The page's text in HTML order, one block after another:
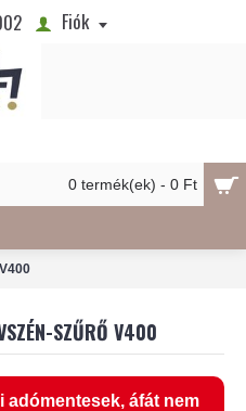
Fiók
0 termék(ek) - 0 Ft
SZŰRŐ V400
adómentesek, áfát nem